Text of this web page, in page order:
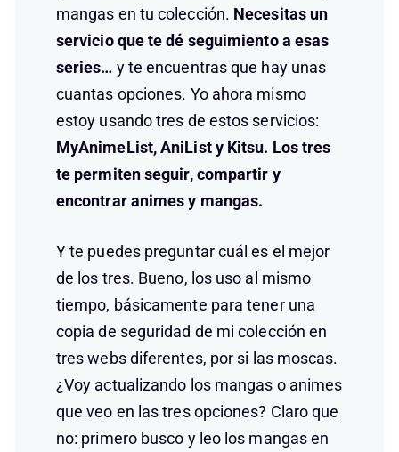
mangas en tu colección. Necesitas un
servicio que te dé seguimiento a esas
series… y te encuentras que hay unas
cuantas opciones. Yo ahora mismo
estoy usando tres de estos servicios:
MyAnimeList, AniList y Kitsu. Los tres
te permiten seguir, compartir y
encontrar animes y mangas.
Y te puedes preguntar cuál es el mejor
de los tres. Bueno, los uso al mismo
tiempo, básicamente para tener una
copia de seguridad de mi colección en
tres webs diferentes, por si las moscas.
¿Voy actualizando los mangas o animes
que veo en las tres opciones? Claro que
no: primero busco y leo los mangas en